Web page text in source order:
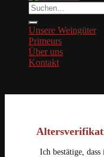
Suche
nach:
Unsere Weingüter
Primeurs
Über uns
Kontakt
Ich bestätige,